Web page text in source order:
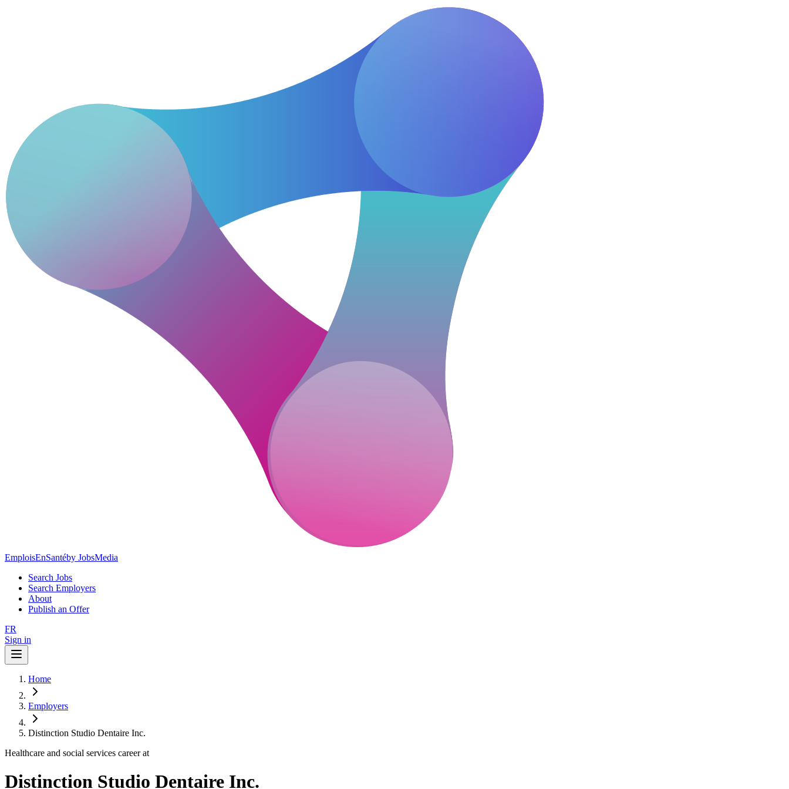
EmploisEnSantéby JobsMedia
Search Jobs
Search Employers
About
Publish an Offer
FR
Sign in
Home
Employers
Distinction Studio Dentaire Inc.
Healthcare and social services career at
Distinction Studio Dentaire Inc.